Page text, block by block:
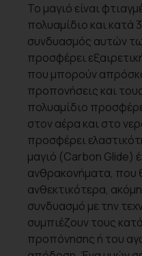
Το μαγιό είναι
πολυαμίδιο και κατά
συνδυασμός αυτών
προσφέρει
που μπορούν
προπονήσεις και
πολυαμίδιο
στον αέρα και στο
προσφέρει
μαγιό (Carbon Glide)
ανθρακονήματα, που
ανθεκτικότερα,
συνδυασμό με την
συμπιέζουν τους
προπόνησης ή του